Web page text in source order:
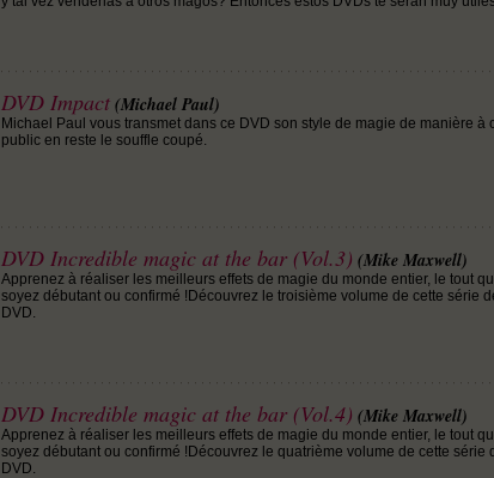
DVD Impact (Michael Paul)
Michael Paul vous transmet dans ce DVD son style de magie de manière à
public en reste le souffle coupé.
DVD Incredible magic at the bar (Vol.3) (Mike Maxwell)
Apprenez à réaliser les meilleurs effets de magie du monde entier, le tout
soyez débutant ou confirmé !Découvrez le troisième volume de cette série
DVD.
DVD Incredible magic at the bar (Vol.4) (Mike Maxwell)
Apprenez à réaliser les meilleurs effets de magie du monde entier, le tout
soyez débutant ou confirmé !Découvrez le quatrième volume de cette série
DVD.